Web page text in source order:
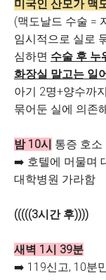
미국인 산모가 맥
(맥도날드 수술 =
임시적으로 실로
심하면 수술 후 누
화장실 말고는 일
아기 2명+양수까
묶어둔 실에 의존
밤 10시 통증 호소
➡️ 호텔에 머물며
대학병원 가라함
(((((3시간 후))))
새벽 1시 39분
➡️ 119신고, 10분